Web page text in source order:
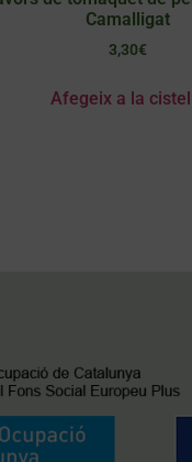
Camalligat
3,30€
Afegeix a la